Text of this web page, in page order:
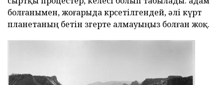
болғанымен, жоғарыда көрсетілгендей, әлі күрт
планетаның бетін өзгерте алмауыңыз болған жоқ.